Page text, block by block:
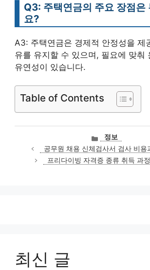
Q3: 주택연금의 주요 장점은
요?
A3: 주택연금은 경제적 안정성을 제
유를 유지할 수 있으며, 필요에 맞춰
유연성이 있습니다.
Table of Contents
카
테
고
리
정보
공무원 채용 신체검사서 검사 비용
프리다이빙 자격증 종류 취득 과
최신 글